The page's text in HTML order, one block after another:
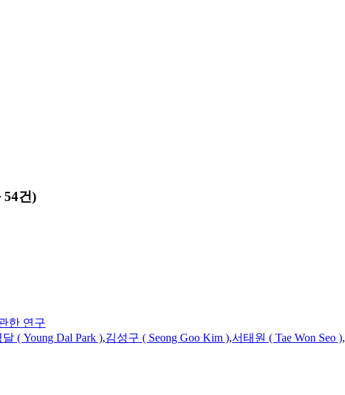
54건)
한 연구
( Young Dal Park ),김성구 ( Seong Goo Kim ),서태원 ( Tae Won Seo ),